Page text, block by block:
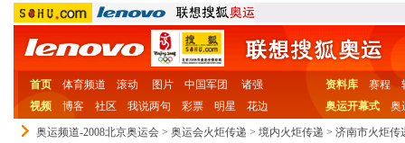
首页 体育频道 滚动 图片 中国军团
诸强
视频
博客 社区 我说两句 彩票 明星 花边
资料库 赛程
奥运开幕式
奥
奥运频道-2008北京奥运会 > 奥运会火炬传递 > 境内火炬传递 > 济南市火炬传